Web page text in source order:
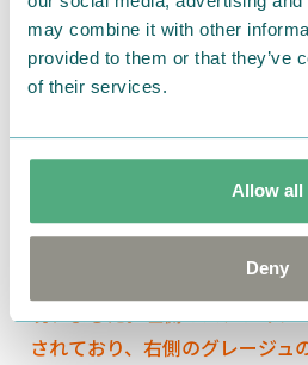
may combine it with other
provided to them or that they’ve
of their services.
Allow all
Deny
無地の紙スリーブ入りのチョコ
を外すと、いつもよりちょっと
現れました。左側のスナフキン
されており、右側のグレージュ